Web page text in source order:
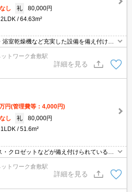
なし 礼
80,000円
2LDK 64.63m²
室乾燥機など充実した設備を備え付けて
も可能です。知らない人が来た時でも玄
るTVインターホンが付いております。充実
備えた、2018年築の物件です。
トワーク倉敷駅
詳細を見る
円(管理費等：4,000円)
なし 礼
80,000円
1LDK 51.6m²
クロゼットなどが備え付けられているの
に重宝します。室内設備は洗面所独立・浴
を備え付けています。知らない人が来た
がなくなるモニター付きインターホンが付
駐輪場付きの物件です。
トワーク倉敷駅
詳細を見る